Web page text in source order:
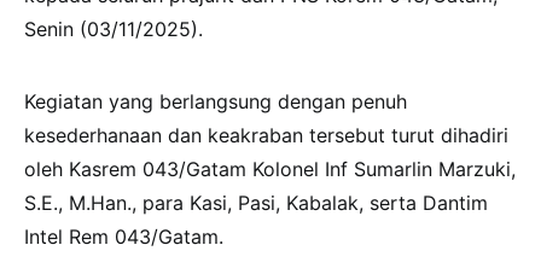
Senin (03/11/2025).
Kegiatan yang berlangsung dengan penuh
kesederhanaan dan keakraban tersebut turut dihadiri
oleh Kasrem 043/Gatam Kolonel Inf Sumarlin Marzuki,
S.E., M.Han., para Kasi, Pasi, Kabalak, serta Dantim
Intel Rem 043/Gatam.